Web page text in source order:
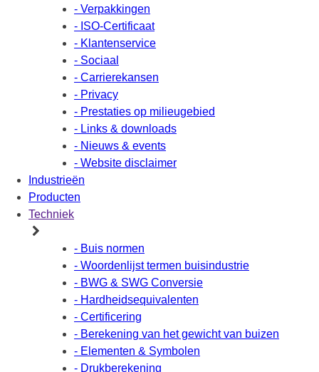
- Verpakkingen
- ISO-Certificaat
- Klantenservice
- Sociaal
- Carrierekansen
- Privacy
- Prestaties op milieugebied
- Links & downloads
- Nieuws & events
- Website disclaimer
Industrieën
Producten
Techniek
- Buis normen
- Woordenlijst termen buisindustrie
- BWG & SWG Conversie
- Hardheidsequivalenten
- Certificering
- Berekening van het gewicht van buizen
- Elementen & Symbolen
- Drukberekening